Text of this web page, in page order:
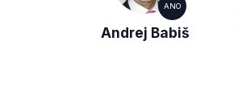
ANO
Andrej Babiš